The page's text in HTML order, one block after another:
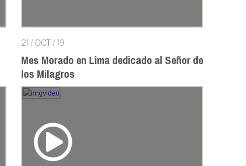
21 / OCT / 19
Mes Morado en Lima dedicado al Señor de
los Milagros